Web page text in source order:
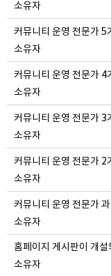
소유자
커뮤니티 운영 전문가 5
소유자
커뮤니티 운영 전문가 4
소유자
커뮤니티 운영 전문가 3
소유자
커뮤니티 운영 전문가
소유자
커뮤니티 운영 전문가
소유자
홈페이지 게시판이 개설
소유자